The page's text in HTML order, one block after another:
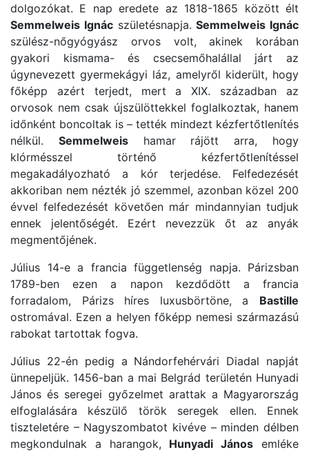
dolgozókat. E nap eredete az 1818-1865 között élt
Semmelweis Ignácszületésnapja.Semmelweis Ignác
szülész-nőgyógyász orvos volt, akinek korában
gyakori kismama- és csecsemőhalállal járt az
úgynevezett gyermekágyi láz, amelyről kiderült, hogy
főképp azért terjedt, mert a XIX. században az
orvosok nem csak újszülöttekkel foglalkoztak, hanem
időnként boncoltak is – tették mindezt kézfertőtlenítés
nélkül. Semmelweishamar rájött arra, hogy
klórmésszel történő kézfertőtlenítéssel
megakadályozható a kór terjedése. Felfedezését
akkoriban nem nézték jó szemmel, azonban közel 200
évvel felfedezését követően már mindannyian tudjuk
ennek jelentőségét. Ezért nevezzük őt az anyák
megmentőjének.
Július 14-e a francia függetlenség napja. Párizsban
1789-ben ezen a napon kezdődött a francia
forradalom, Párizs híres luxusbörtöne, a Bastille
ostromával. Ezen a helyen főképp nemesi származású
rabokat tartottak fogva.
Július 22-én pedig a Nándorfehérvári Diadal napját
ünnepeljük. 1456-ban a mai Belgrád területén Hunyadi
János és seregei győzelmet arattak a Magyarország
elfoglalására készülő török seregek ellen. Ennek
tiszteletére – Nagyszombatot kivéve – minden délben
megkondulnak a harangok, Hunyadi János emléke